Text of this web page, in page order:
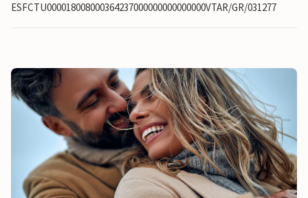
ESFCTU000018008000364237000000000000000VTAR/GR/031277